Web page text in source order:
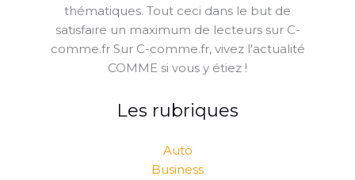
thématiques. Tout ceci dans le but de
satisfaire un maximum de lecteurs sur C-
comme.fr Sur C-comme.fr, vivez l'actualité
COMME si vous y étiez !
Les rubriques
Auto
Business